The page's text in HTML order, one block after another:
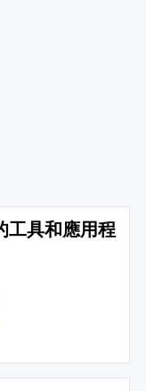
工具和應用程